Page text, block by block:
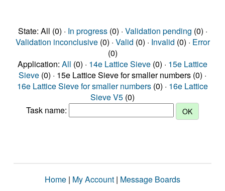
State: All (0) · In progress(0) · Validation pending (0) ·
Validation inconclusive(0) · Valid (0) · Invalid (0) · Error
(0)
Application: All (0) · 14e Lattice Sieve (0) · 15e Lattice
Sieve (0) · 15e Lattice Sieve for smaller numbers (0) ·
16e Lattice Sieve for smaller numbers (0) · 16e Lattice
Sieve V5 (0)
Task name:
Home | My Account | Message Boards